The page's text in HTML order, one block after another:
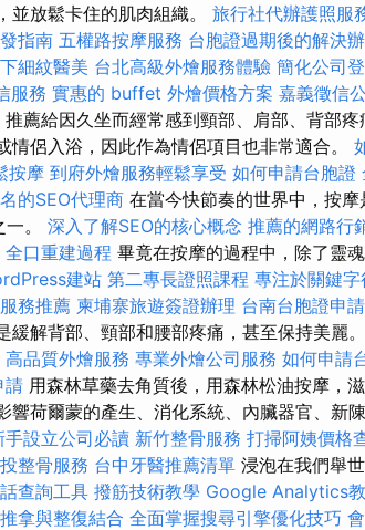
並放鬆卡住的肌肉組織。 旅行社代辦護照服
指南 五權路按摩服務 台胞證過期後的解決
細紋醫美 台北高級外燴服務體驗 簡化公司
服務 實惠的 buffet 外燴價格方案 嘉義徵信
推薦給因久坐而經常感到頸部、肩部、背部疼
侶入浴，因此作為情侶項目也非常適合。
按摩 到府外燴服務輕鬆享受 如何申請台胞證
的SEO代理商 在當今快節奏的世界中，按摩
。 深入了解SEO的核心概念 推薦的網路行
全口重建過程 畢竟在按摩的過程中，除了靈
建站 第二專長證照課程 專注於關鍵字
務推薦 柬埔寨旅遊簽證辦理 台南台胞證申請
解背部、頸部和腰部疼痛，甚至保持美麗。
高品質外燴服務 專業外燴公司服務 如何申請
請 用森林草藥去角質後，用森林松油按摩，
荷爾蒙的產生、消化系統、內臟器官、新
手設立公司必讀 新竹整骨服務 打掃阿姨價格
整骨服務 台中牙醫推薦清單 浸泡在我們舉
查詢工具 撥筋技術教學 Google Analytics
推拿與整復結合 全面掌握搜尋引擎優化技巧